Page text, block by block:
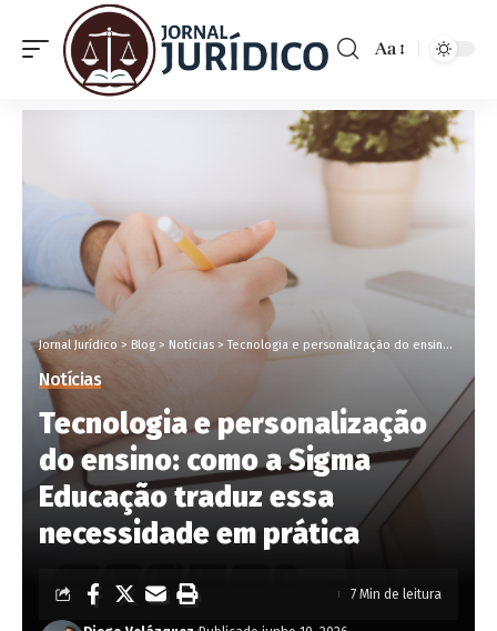
Aa
Jornal Jurídico> Blog > Notícias >Tecnologia e personalização do ensino: como a Sigma Educação traduz essa necessidade em prática
Notícias
Tecnologia e personalização
do ensino: como a Sigma
Educação traduz essa
necessidade em prática
7 Min de leitura